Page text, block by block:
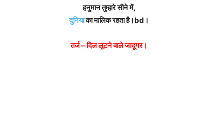
हनुमान तुम्हारे सीने में,
दुनियाका मालिक रहता है।bd।
तर्ज – दिल लूटने वाले जादूगर।